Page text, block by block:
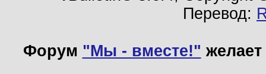
Перевод:
Форум "Мы - вместе!"